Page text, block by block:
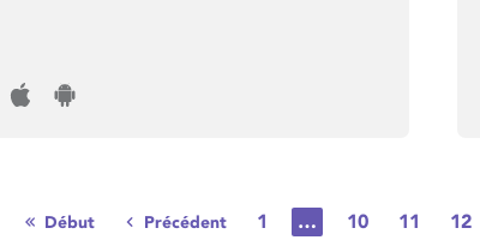
Début Précédent 1 … 10 11 12